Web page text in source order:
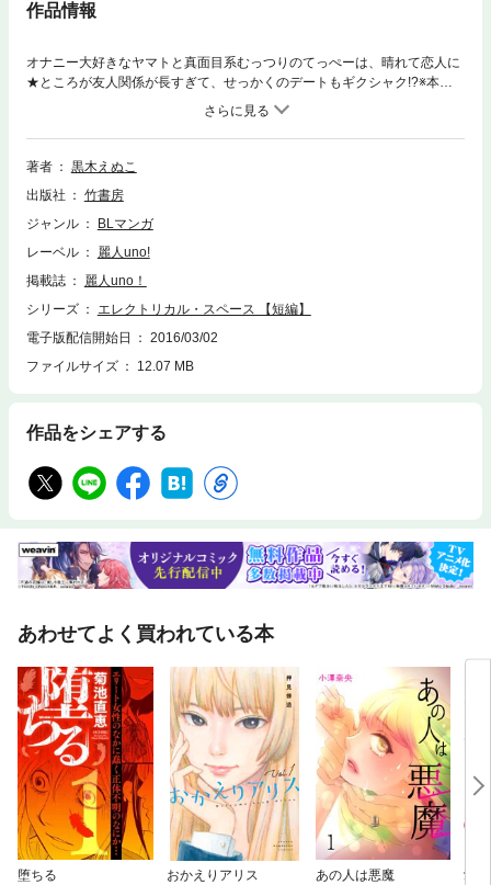
作品情報
オナニー大好きなヤマトと真面目系むっつりのてっぺーは、晴れて恋人に
★ところが友人関係が長すぎて、せっかくのデートもギクシャク!?※本電子
書籍は「麗人uno！ Vol.53 なめなめ 君のアソコをペロペロちゅっちゅ
★」に収録の「エレクトリカル・スペース」と同内容です。
著者
黒木えぬこ
出版社
竹書房
ジャンル
BLマンガ
レーベル
麗人uno!
掲載誌
麗人uno！
シリーズ
エレクトリカル・スペース 【短編】
電子版配信開始日
2016/03/02
ファイルサイズ
12.07 MB
作品をシェアする
あわせてよく買われている本
堕ちる おかえりアリス あの人は悪魔
愛